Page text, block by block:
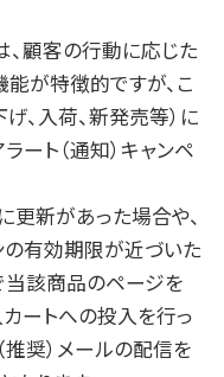
顧客の行動に応じた
が特徴的ですが、こ
、入荷、新発売等）に
ート（通知）キャンペ
更新があった場合や、
有効期限が近づいた
当該商品のページを
ートへの投入を行っ
奨）メールの配信を